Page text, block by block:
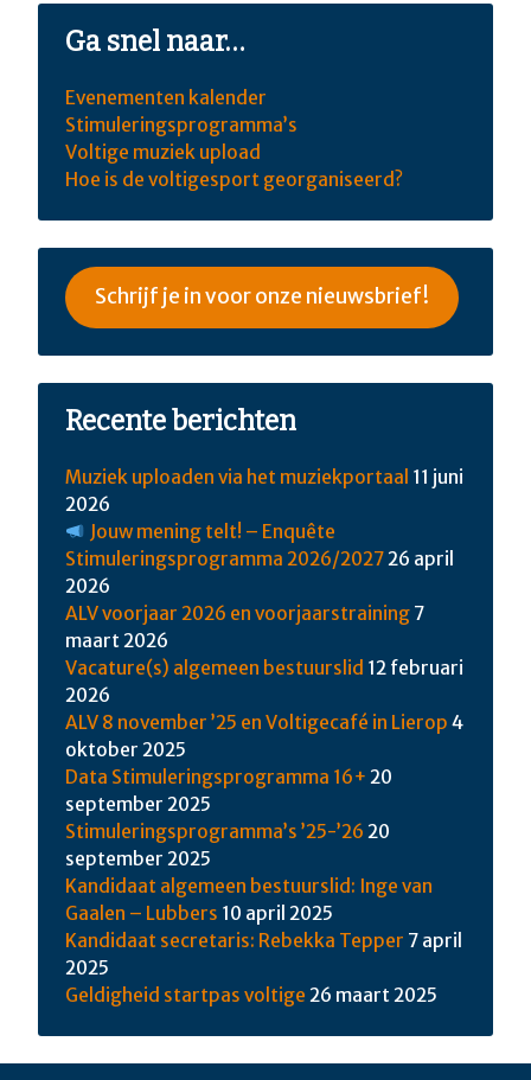
Ga snel naar…
Evenementen kalender
Stimuleringsprogramma’s
Voltige muziek upload
Hoe is de voltigesport georganiseerd?
Schrijf je in voor onze nieuwsbrief!
Recente berichten
Muziek uploaden via het muziekportaal 11 juni
2026
Jouw mening telt! – Enquête
Stimuleringsprogramma 2026/202726 april
2026
ALV voorjaar 2026 en voorjaarstraining 7
maart 2026
Vacature(s) algemeen bestuurslid 12 februari
2026
ALV 8 november ’25 en Voltigecafé in Lierop 4
oktober 2025
Data Stimuleringsprogramma 16+ 20
september 2025
Stimuleringsprogramma’s ’25-’26 20
september 2025
Kandidaat algemeen bestuurslid: Inge van
Gaalen – Lubbers 10 april 2025
Kandidaat secretaris: Rebekka Tepper 7 april
2025
Geldigheid startpas voltige 26 maart 2025